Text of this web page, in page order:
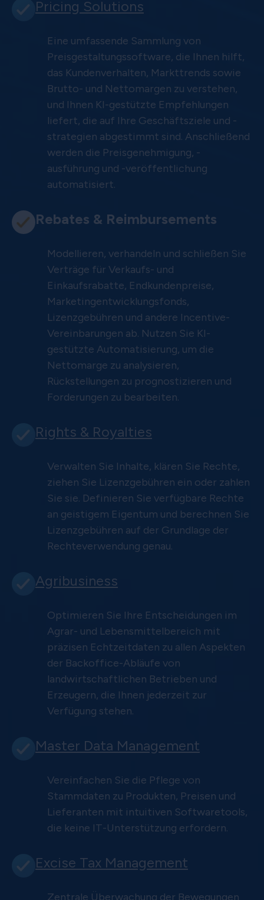
Pricing Solutions
Eine umfassende Sammlung von
Preisgestaltungssoftware, die Ihnen hilft,
das Kundenverhalten, Markttrends sowie
Brutto- und Nettomargen zu verstehen,
und Ihnen KI-gestützte Empfehlungen
liefert, die auf Ihre Geschäftsziele und -
strategien abgestimmt sind. Anschließend
werden die Preisgenehmigung, -
ausführung und -veröffentlichung
automatisiert.
Rebates & Reimbursements
Modellieren, verhandeln und schließen Sie
Verträge für Verkaufs- und
Einkaufsrabatte, Endkundenpreise,
Marketingentwicklungsfonds,
Lizenzgebühren und andere Incentive-
Vereinbarungen ab. Nutzen Sie KI-
gestützte Automatisierung, um die
Nettomarge zu analysieren,
Rückstellungen zu prognostizieren und
Forderungen zu bearbeiten.
Rights & Royalties
Verwalten Sie Inhalte, klären Sie Rechte,
ziehen Sie Lizenzgebühren ein oder zahlen
Sie sie. Definieren Sie verfügbare Rechte
an geistigem Eigentum und berechnen Sie
Lizenzgebühren auf der Grundlage der
Rechteverwendung genau.
Agribusiness
Optimieren Sie Ihre Entscheidungen im
Agrar- und Lebensmittelbereich mit
präzisen Echtzeitdaten zu allen Aspekten
der Backoffice-Abläufe von
landwirtschaftlichen Betrieben und
Erzeugern, die Ihnen jederzeit zur
Verfügung stehen.
Master Data Management
Vereinfachen Sie die Pflege von
Stammdaten zu Produkten, Preisen und
Lieferanten mit intuitiven Softwaretools,
die keine IT-Unterstützung erfordern.
Excise Tax Management
Zentrale Überwachung der Bewegungen